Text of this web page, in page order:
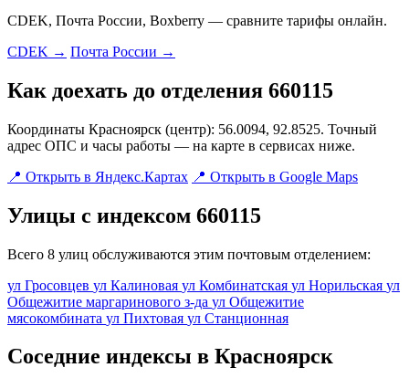
CDEK, Почта России, Boxberry — сравните тарифы онлайн.
CDEK → Почта России →
Как доехать до отделения 660115
Координаты Красноярск (центр): 56.0094, 92.8525. Точный
адрес ОПС и часы работы — на карте в сервисах ниже.
📍 Открыть в Яндекс.Картах 📍 Открыть в Google Maps
Улицы с индексом 660115
Всего 8 улиц обслуживаются этим почтовым отделением:
ул Гросовцев ул Калиновая ул Комбинатская ул Норильская ул
Общежитие маргаринового з-да ул Общежитие
мясокомбината ул Пихтовая ул Станционная
Соседние индексы в Красноярск